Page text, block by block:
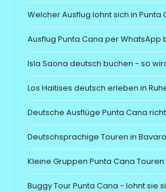
Welcher Ausflug lohnt sich in Punta
Ausflug Punta Cana per WhatsApp
Isla Saona deutsch buchen - so
Los Haitises deutsch erleben in
Deutsche Ausflüge Punta Cana
Deutschsprachige Touren in Bavaro
Kleine Gruppen Punta Cana
Buggy Tour Punta Cana - lohnt sie